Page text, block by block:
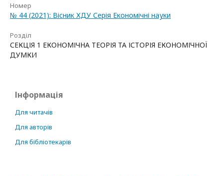
Номер
№ 44 (2021): Вісник ХДУ Серія Економічні науки
Розділ
СЕКЦІЯ 1 ЕКОНОМІЧНА ТЕОРІЯ ТА ІСТОРІЯ ЕКОНОМІЧНОЇ
ДУМКИ
Інформація
Для читачів
Для авторів
Для бібліотекарів